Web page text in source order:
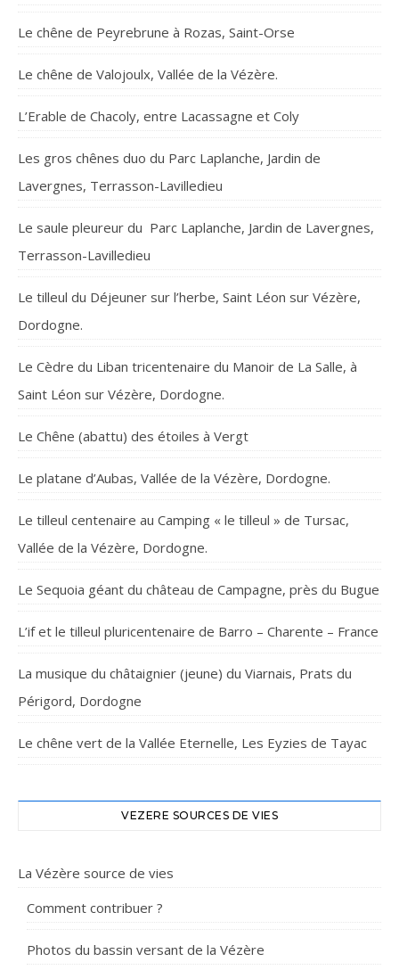
Le chêne de Peyrebrune à Rozas, Saint-Orse
Le chêne de Valojoulx, Vallée de la Vézère.
L’Erable de Chacoly, entre Lacassagne et Coly
Les gros chênes duo du Parc Laplanche, Jardin de
Lavergnes, Terrasson-Lavilledieu
Le saule pleureur du Parc Laplanche, Jardin de Lavergnes,
Terrasson-Lavilledieu
Le tilleul du Déjeuner sur l’herbe, Saint Léon sur Vézère,
Dordogne.
Le Cèdre du Liban tricentenaire du Manoir de La Salle, à
Saint Léon sur Vézère, Dordogne.
Le Chêne (abattu) des étoiles à Vergt
Le platane d’Aubas, Vallée de la Vézère, Dordogne.
Le tilleul centenaire au Camping « le tilleul » de Tursac,
Vallée de la Vézère, Dordogne.
Le Sequoia géant du château de Campagne, près du Bugue
L’if et le tilleul pluricentenaire de Barro – Charente – France
La musique du châtaignier (jeune) du Viarnais, Prats du
Périgord, Dordogne
Le chêne vert de la Vallée Eternelle, Les Eyzies de Tayac
VEZERE SOURCES DE VIES
La Vézère source de vies
Comment contribuer ?
Photos du bassin versant de la Vézère